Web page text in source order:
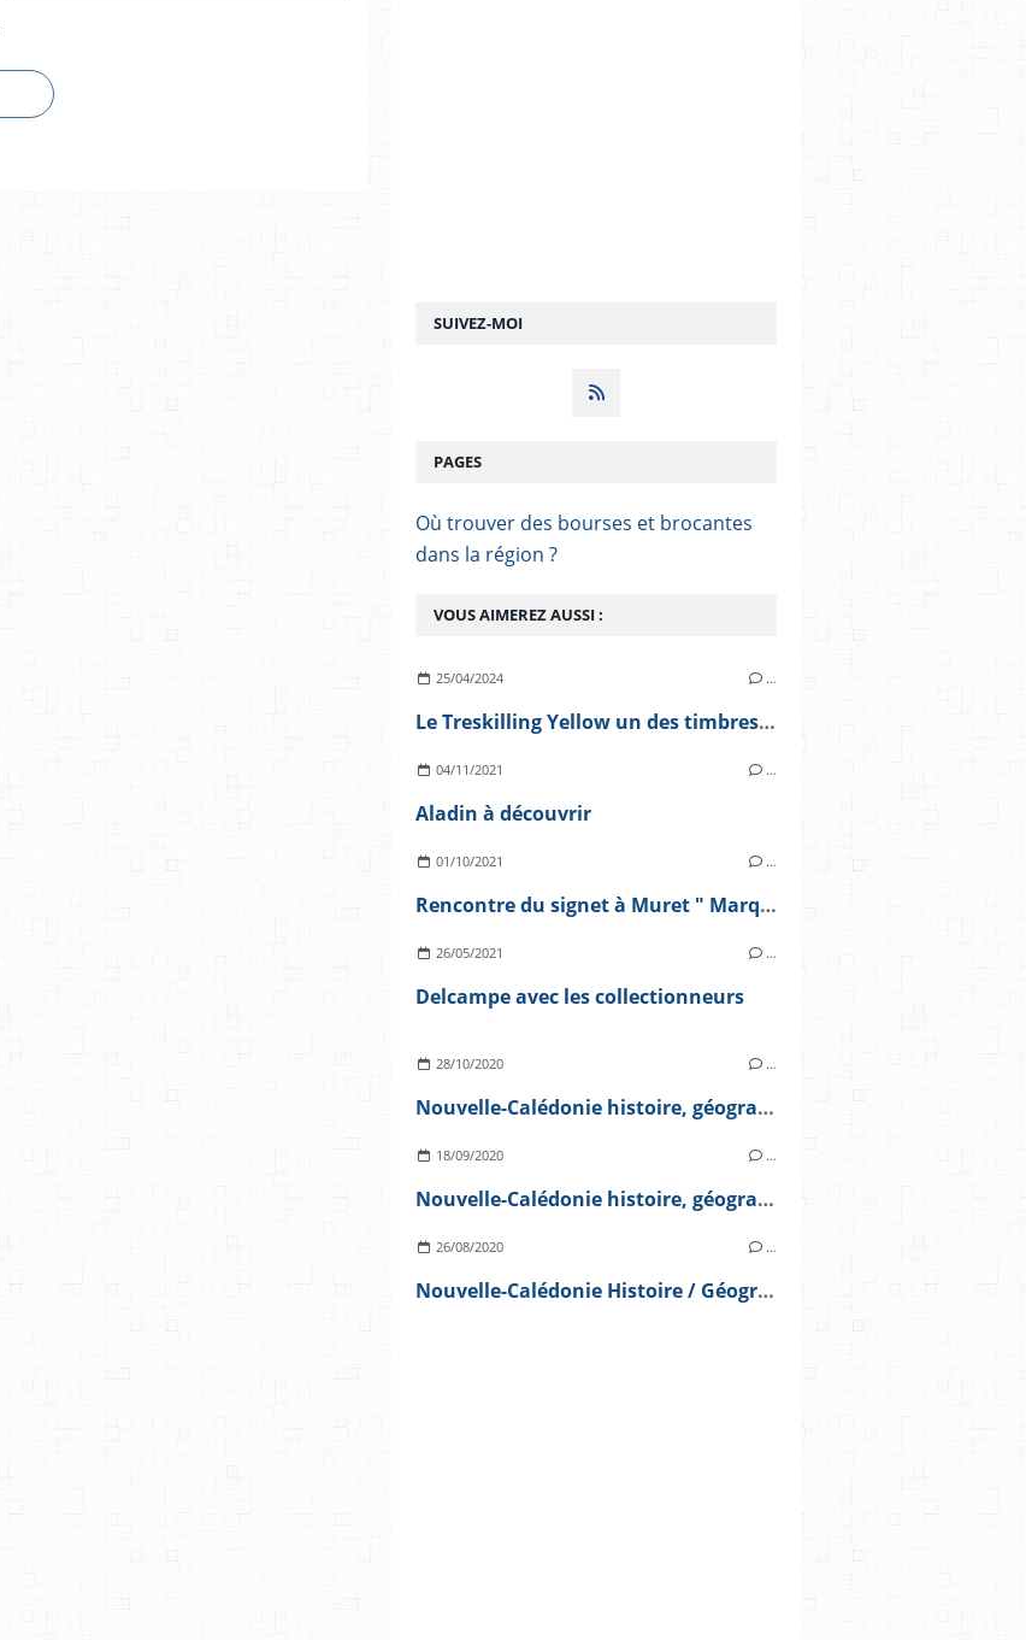
SUIVEZ-MOI
VOUS AIMEREZ AUSSI :
25/04/2024 …
Le Treskilling Yellow un des timbres les plus chers du monde
04/11/2021 …
Aladin à découvrir
01/10/2021 …
Rencontre du signet à Muret " Marque Pages" le 10 octobre 2021
26/05/2021 …
Delcampe avec les collectionneurs
28/10/2020 …
Nouvelle-Calédonie histoire, géographie et photographie Episode 4
18/09/2020 …
Nouvelle-Calédonie histoire, géographie et photographie Episode 3
26/08/2020 …
Nouvelle-Calédonie Histoire / Géographie et photographies
PAGES
Où trouver des bourses et brocantes
dans la région ?